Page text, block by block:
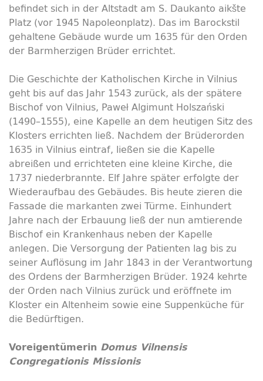
befindet sich in der Altstadt am S. Daukanto aikšte
Platz (vor 1945 Napoleonplatz). Das im Barockstil
gehaltene Gebäude wurde um 1635 für den Orden
der Barmherzigen Brüder errichtet.
Die Geschichte der Katholischen Kirche in Vilnius
geht bis auf das Jahr 1543 zurück, als der spätere
Bischof von Vilnius, Paweł Algimunt Holszański
(1490–1555), eine Kapelle an dem heutigen Sitz des
Klosters errichten ließ. Nachdem der Brüderorden
1635 in Vilnius eintraf, ließen sie die Kapelle
abreißen und errichteten eine kleine Kirche, die
1737 niederbrannte. Elf Jahre später erfolgte der
Wiederaufbau des Gebäudes. Bis heute zieren die
Fassade die markanten zwei Türme. Einhundert
Jahre nach der Erbauung ließ der nun amtierende
Bischof ein Krankenhaus neben der Kapelle
anlegen. Die Versorgung der Patienten lag bis zu
seiner Auflösung im Jahr 1843 in der Verantwortung
des Ordens der Barmherzigen Brüder. 1924 kehrte
der Orden nach Vilnius zurück und eröffnete im
Kloster ein Altenheim sowie eine Suppenküche für
die Bedürftigen.
Voreigentümerin Domus Vilnensis
Congregationis Missionis